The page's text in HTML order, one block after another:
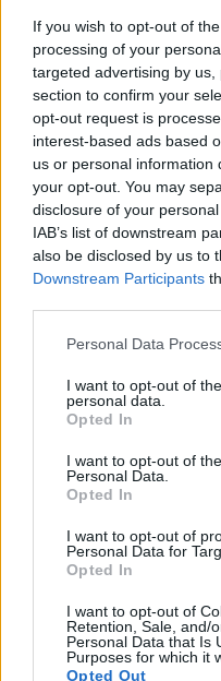
If you wish to opt-out of
processing of your
targeted advertising by
section to confirm your
opt-out request is
interest-based ads based
us or personal information
your opt-out. You may
disclosure of your
IAB’s list of downstream
also be disclosed by us to
Downstream Participants
Please note that this
not limited to your visit or
grant or deny consent to
use your data for below
consent section.
Personal Data
I want to opt-out of
personal data.
Opted In
I want to opt-out of
Personal Data.
Opted In
I want to opt-out of
Personal Data for
Opted In
I want to opt-out of
Retention, Sale, and/
Personal Data that Is
Purposes for which it
Opted Out
Una guía
en tu propio huerto
Publicado: 24 de
Cultivar papas en tu
experiencias más
caseros. Hay algo
semillas de papa y
tubérculos frescos.
Una guía
en tu huerto
satisfacción especial.
con una fruta dulce y
incomparablemente
Una guía
Publicado: 24 de
Cultivar sus propios
de recompensas,
frutas frescas y
estos árboles de hoja
Leer más...